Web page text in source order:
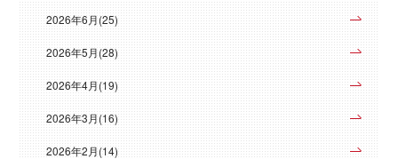
2026年6月(25)
2026年5月(28)
2026年4月(19)
2026年3月(16)
2026年2月(14)